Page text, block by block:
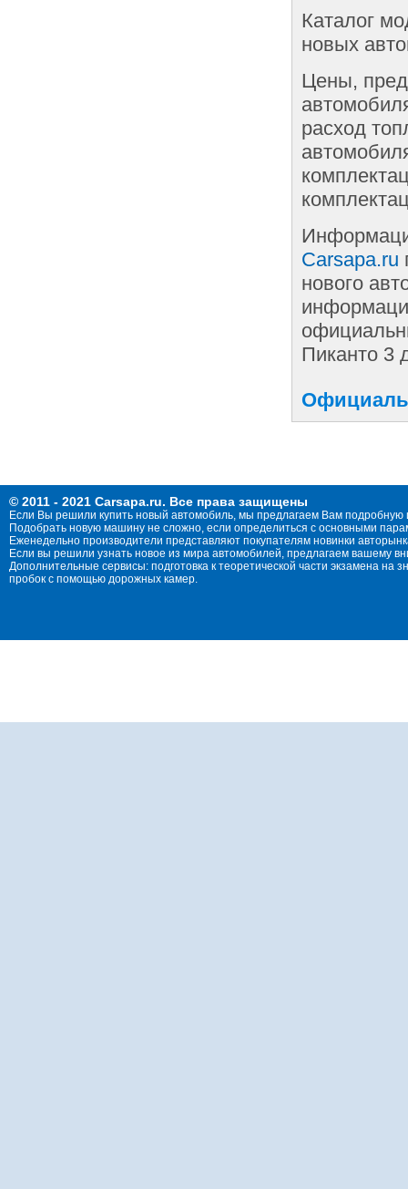
Каталог
новых
Цены,
расход
Carsapa.ru
нового
Пиканто 3
© 2011 - 2021 Carsapa.ru. Все права защищены
Если Вы решили купить новый автомобиль, мы предлагаем Вам
Подобрать новую машину не сложно, если определиться с основными
Еженедельно производители представляют покупателям новинки
Если вы решили узнать новое из мира автомобилей, предлагаем вашему
Дополнительные сервисы: подготовка к теоретической части экзамена
пробок с помощью дорожных камер.